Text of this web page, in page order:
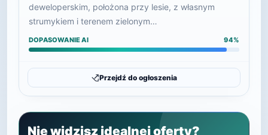
deweloperskim, położona przy lesie, z własnym
strumykiem i terenem zielonym…
DOPASOWANIE AI 94%
Przejdź do ogłoszenia
Nie widzisz idealnej oferty?